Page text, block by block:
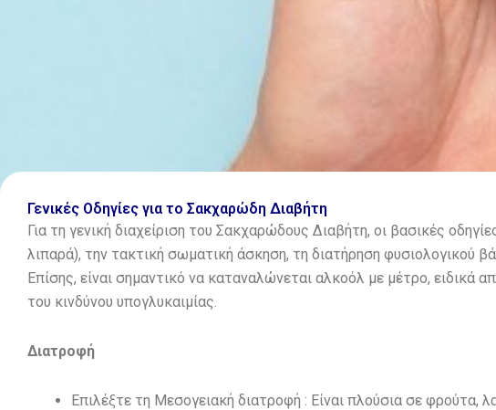
Γενικές Οδηγίες για το Σακχαρώδη Διαβήτη
Για τη γενική διαχείριση του Σακχαρώδους Διαβήτη, οι βασικές
λιπαρά), την τακτική σωματική άσκηση, τη διατήρηση φυσιολογικού
Επίσης, είναι σημαντικό να καταναλώνεται αλκοόλ με μέτρο, ειδικά
του κινδύνου υπογλυκαιμίας.
Διατροφή
Επιλέξτε τη Μεσογειακή διατροφή : Είναι πλούσια σε φρούτα,